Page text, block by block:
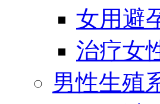
女用避
治疗女
男性生殖